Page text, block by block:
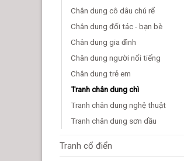
Chân dung cô dâu chú rể
Chân dung đối tác - bạn bè
Chân dung gia đình
Chân dung người nổi tiếng
Chân dung trẻ em
Tranh chân dung chì
Tranh chân dung nghệ thuật
Tranh chân dung sơn dầu
Tranh cổ điển